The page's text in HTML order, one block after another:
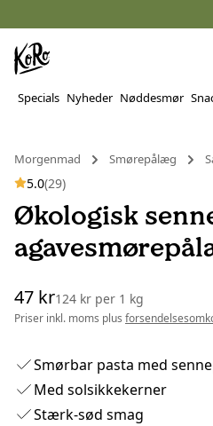
Specials Nyheder Nøddesmør
Morgenmad
Smørepålæg
5.0(29)
Økologisk
47 kr124 kr per 1 kg
Priser inkl. moms plus
Smørbar pasta med
Med solsikkekerner
Stærk-sød smag